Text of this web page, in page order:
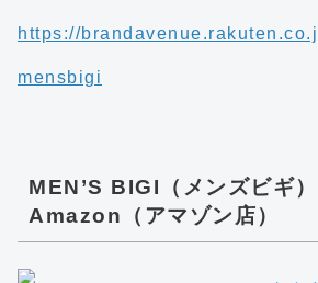
https://
mensbigi
MEN’S BIGI（メンズビギ
Amazon（アマゾン店）